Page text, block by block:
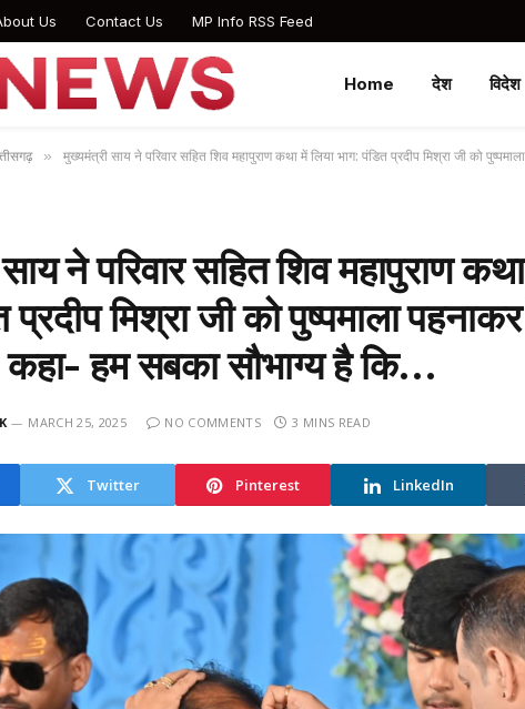
Us Contact Us MP Info RSS Feed
Home देश विदेश
» मुख्यमंत्री साय ने परिवार सहित शिव महापुराण कथा में लिया भाग: पंडित प्रदीप मिश्रा जी को
ने परिवार सहित शिव महापुराण
मिश्रा जी को पुष्पमाला
हम सबका सौभाग्य है कि…
MARCH 25, 2025 NO COMMENTS 3 MINS READ
Twitter Pinterest LinkedIn